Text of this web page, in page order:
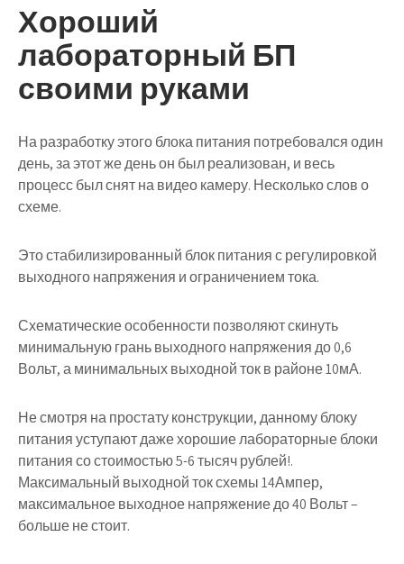
Хороший
лабораторный БП
своими руками
На разработку этого блока питания потребовался один
день, за этот же день он был реализован, и весь
процесс был снят на видео камеру. Несколько слов о
схеме.
Это стабилизированный блок питания с регулировкой
выходного напряжения и ограничением тока.
Схематические особенности позволяют скинуть
минимальную грань выходного напряжения до 0,6
Вольт, а минимальных выходной ток в районе 10мА.
Не смотря на простату конструкции, данному блоку
питания уступают даже хорошие лабораторные блоки
питания со стоимостью 5-6 тысяч рублей!.
Максимальный выходной ток схемы 14Ампер,
максимальное выходное напряжение до 40 Вольт –
больше не стоит.